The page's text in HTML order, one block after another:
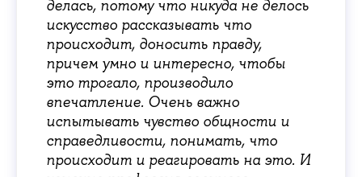
делась, потому что никуда не делось
искусство рассказывать что
происходит, доносить правду,
причем умно и интересно, чтобы
это трогало, производило
впечатление. Очень важно
испытывать чувство общности и
справедливости, понимать, что
происходит и реагировать на это. И